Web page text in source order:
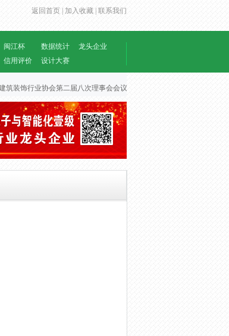
返回首页 | 加入收藏 | 联系我们
闽江杯 数据统计
龙头企业
信用评价
设计大赛
筑装饰行业协会第二届八次理事会会议文件